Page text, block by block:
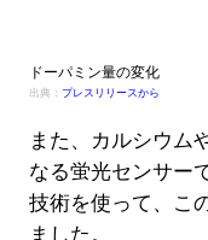
ドーパミン量の変化
出典： プレスリリースから
また、カルシウム
なる蛍光センサー
技術を使って、こ
ました。